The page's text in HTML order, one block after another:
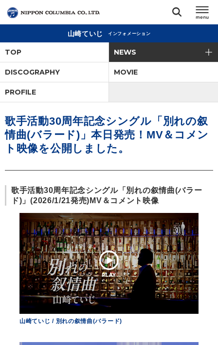
閉じる
アーティスト
ジャンル
ランキング
会社情報
サイトマップ
お問い合わせ
閉じる
山崎ていじ インフォメーション
TOP NEWS
DISCOGRAPHY MOVIE
PROFILE
歌手活動30周年記念シングル「別れの叙
情曲(バラード)」本日発売！MV＆コメン
ト映像を公開しました。
歌手活動30周年記念シングル「別れの叙情曲(バラー
ド)」(2026/1/21発売)MV＆コメント映像
山崎ていじ / 別れの叙情曲(バラード)